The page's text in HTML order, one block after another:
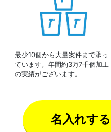
最少10個から大量案件まで承っ
ています。年間約3万7千個加工
の実績がございます。
名入れす